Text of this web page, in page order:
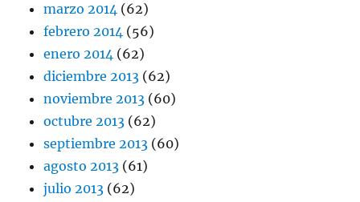
marzo 2014 (62)
febrero 2014 (56)
enero 2014 (62)
diciembre 2013 (62)
noviembre 2013 (60)
octubre 2013 (62)
septiembre 2013 (60)
agosto 2013 (61)
julio 2013 (62)